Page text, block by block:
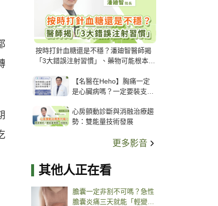
按時打針血糖還是不穩？潘廸智醫師揭
「3大錯誤注射習慣」、藥物可能根本沒
【名醫在Heho】胸痛一定
是心臟病嗎？一定要裝支
解析支架種類、風險與選擇
關鍵
心房顫動診斷與消融治療趨
勢：雙能量技術發展
更多影音
其他人正在看
膽囊一定非割不可嗎？急性
膽囊炎痛三天就能「輕變中